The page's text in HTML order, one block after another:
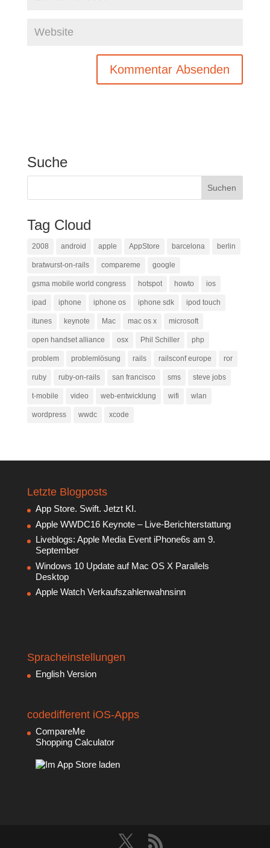
Suche
Tag Cloud
2008 android apple AppStore barcelona berlin
bratwurst-on-rails compareme google
gsma mobile world congress hotspot howto ios
ipad iphone iphone os iphone sdk ipod touch
itunes keynote Mac mac os x microsoft
open handset alliance osx Phil Schiller php
problem problemlösung rails railsconf europe ror
ruby ruby-on-rails san francisco sms steve jobs
t-mobile video web-entwicklung wifi wlan
wordpress wwdc xcode
Letzte Blogposts
App Store. Swift. Jetzt KI.
Apple WWDC16 Keynote – Live-Berichterstattung
Liveblogs: Apple Media Event iPhone6s am 9.
September
Windows 10 Update auf Mac OS X Parallels
Desktop
Apple Watch Verkaufszahlenwahnsinn
Spracheinstellungen
English Version
codedifferent iOS-Apps
CompareMe
Shopping Calculator